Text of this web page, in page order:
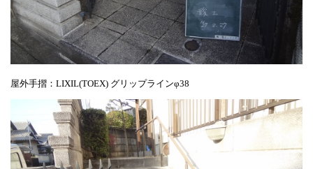
屋外手摺：LIXIL(TOEX) グリップラインφ38